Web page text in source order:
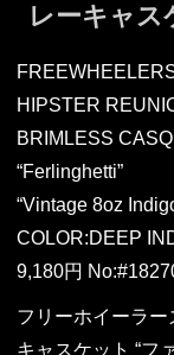
レーキャス
HIPSTER
BRIMLESS
“Ferlinghetti”
“Vintage 8oz
COLOR:DEEP
9,180円
フリーホイーラ
キャスケット “フ